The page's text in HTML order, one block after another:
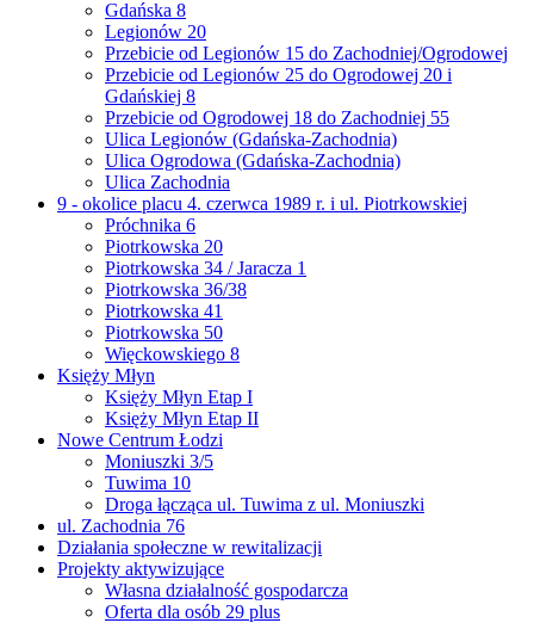
Gdańska 8
Legionów 20
Przebicie od Legionów 15 do Zachodniej/Ogrodowej
Przebicie od Legionów 25 do Ogrodowej 20 i
Gdańskiej 8
Przebicie od Ogrodowej 18 do Zachodniej 55
Ulica Legionów (Gdańska-Zachodnia)
Ulica Ogrodowa (Gdańska-Zachodnia)
Ulica Zachodnia
9 - okolice placu 4. czerwca 1989 r. i ul. Piotrkowskiej
Próchnika 6
Piotrkowska 20
Piotrkowska 34 / Jaracza 1
Piotrkowska 36/38
Piotrkowska 41
Piotrkowska 50
Więckowskiego 8
Księży Młyn
Księży Młyn Etap I
Księży Młyn Etap II
Nowe Centrum Łodzi
Moniuszki 3/5
Tuwima 10
Droga łącząca ul. Tuwima z ul. Moniuszki
ul. Zachodnia 76
Działania społeczne w rewitalizacji
Projekty aktywizujące
Własna działalność gospodarcza
Oferta dla osób 29 plus